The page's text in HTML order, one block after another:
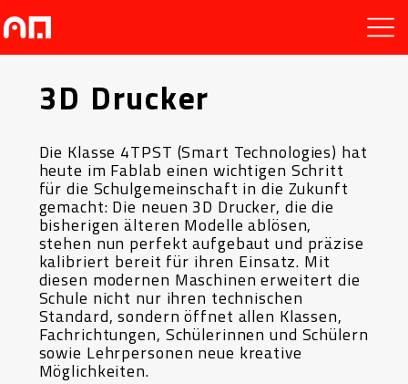
3D Drucker
Die Klasse 4TPST (Smart Technologies) hat
heute im Fablab einen wichtigen Schritt
für die Schulgemeinschaft in die Zukunft
gemacht: Die neuen 3D Drucker, die die
bisherigen älteren Modelle ablösen,
stehen nun perfekt aufgebaut und präzise
kalibriert bereit für ihren Einsatz. Mit
diesen modernen Maschinen erweitert die
Schule nicht nur ihren technischen
Standard, sondern öffnet allen Klassen,
Fachrichtungen, Schülerinnen und Schülern
sowie Lehrpersonen neue kreative
Möglichkeiten.